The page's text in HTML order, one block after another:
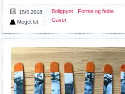
15/5 2018
Meget let
Boligpynt
Forme og fedte
Gaver